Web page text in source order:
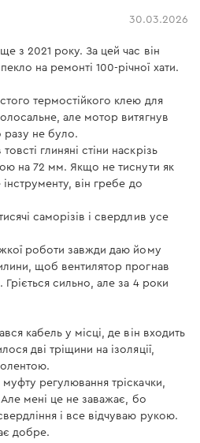
при проведении
вращения
переключателем без
руки на
кабель длиной 4 м
инструментом в
строительной площадки.
30.03.2026
з 2021 року. За цей час він
на ремонті 100-річної хати.
термостійкого клею для
але мотор витягнув
разу не було.
глиняні стіни наскрізь
на 72 мм. Якщо не тиснути як
інструменту, він гребе до
саморізів і свердлив усе
роботи завжди даю йому
щоб вентилятор прогнав
Гріється сильно, але за 4 роки
кабель у місці, де він входить
дві тріщини на ізоляції,
регулювання тріскачки,
мені це не заважає, бо
і все відчуваю рукою.
добре.